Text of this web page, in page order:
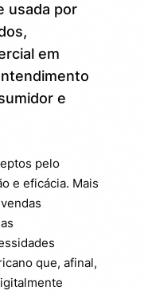
move o funil
funil de
não saiba
o
usada por
em
e
pelo
e eficácia. Mais
que, afinal,